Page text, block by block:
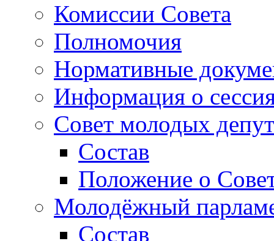
Комиссии Совета
Полномочия
Нормативные
Информация о
Совет молодых
Состав
Положение о
Молодёжный
Состав